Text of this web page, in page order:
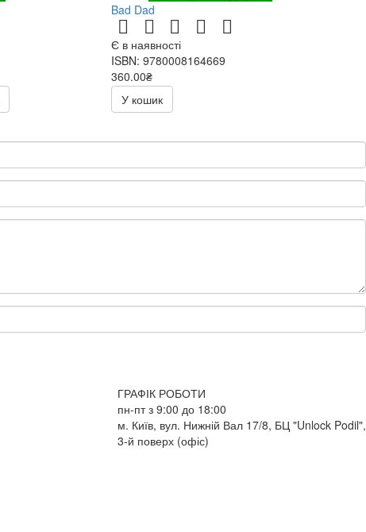
Bad Dad
Є в наявності
ISBN: 9780008164669
360.00₴
У кошик
ГРАФІК РОБОТИ
пн-пт з 9:00 до 18:00
м. Київ, вул. Нижній Вал 17/8, БЦ "Unlock Podil",
3-й поверх (офіс)